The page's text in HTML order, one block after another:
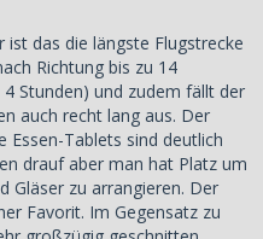
ist das die längste Flugstrecke
Richtung bis zu 14
4 Stunden) und zudem fällt der
auch recht lang aus. Der
Essen-Tablets sind deutlich
drauf aber man hat Platz um
Gläser zu arrangieren. Der
Favorit. Im Gegensatz zu